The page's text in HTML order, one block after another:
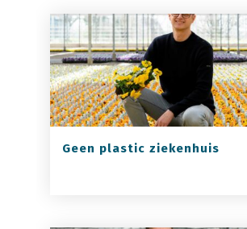
Geen plastic ziekenhuis